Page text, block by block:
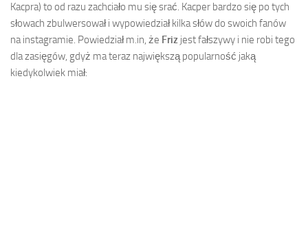
Kacpra) to od razu zachciało mu się srać. Kacper bardzo się po tych
słowach zbulwersował i wypowiedział kilka słów do swoich fanów
na instagramie. Powiedział m.in, że Friz jest fałszywy i nie robi tego
dla zasięgów, gdyż ma teraz największą popularność jaką
kiedykolwiek miał: